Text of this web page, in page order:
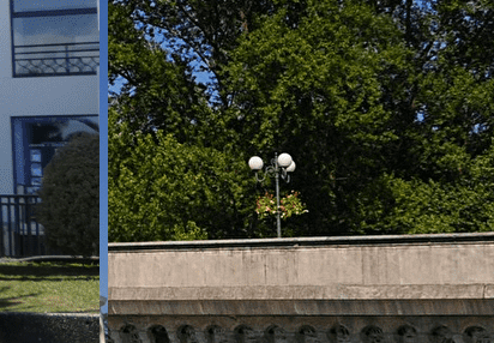
ACCUEIL▴▾
AVF PAU▴▾
NOTRE AVF
PROGRAMME
L'ÉQUIPE
PLAQUETTE NOUVEL ARRIVANT
ACTIVITES▴▾